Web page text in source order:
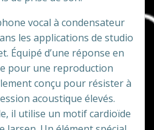
vocal à condensateur
les applications de studio
Équipé d’une réponse en
pour une reproduction
conçu pour résister à
acoustique élevés.
il utilise un motif cardioïde